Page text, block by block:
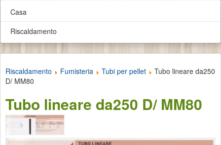
Casa
Riscaldamento
Riscaldamento Fumisteria Tubi per pellet
Tubo lineare da250
D/ MM80
Tubo lineare da250 D/ MM80